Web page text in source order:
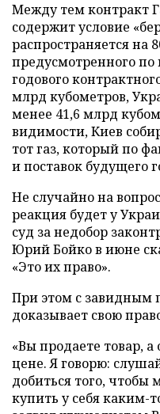
Между тем контракт
содержит условие
распространяется на
предусмотренного по
годового
млрд кубометров,
менее 41,6 млрд
видимости, Киев
тот газ, который по
и поставок будущего
Не случайно на
реакция будет у
суд за недобор
Юрий Бойко в июне
«Это их право».
При этом с завидным
доказывает свою
«Вы продаете товар,
цене. Я говорю:
добиться того, чтобы
купить у себя каким-